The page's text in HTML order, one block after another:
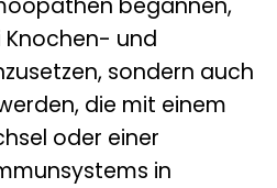
begannen,
und
sondern auch
die mit einem
oder einer
in